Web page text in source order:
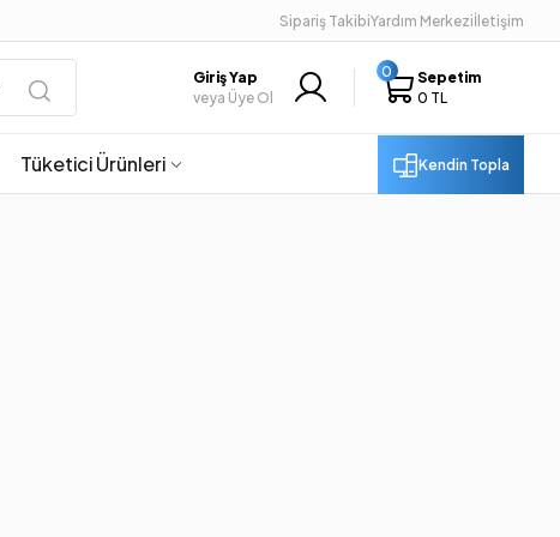
Sipariş TakibiYardım Merkeziİletişim
Giriş Yap
veya Üye Ol
0
Sepetim
0 TL
Tüketici Ürünleri Kendin Topla